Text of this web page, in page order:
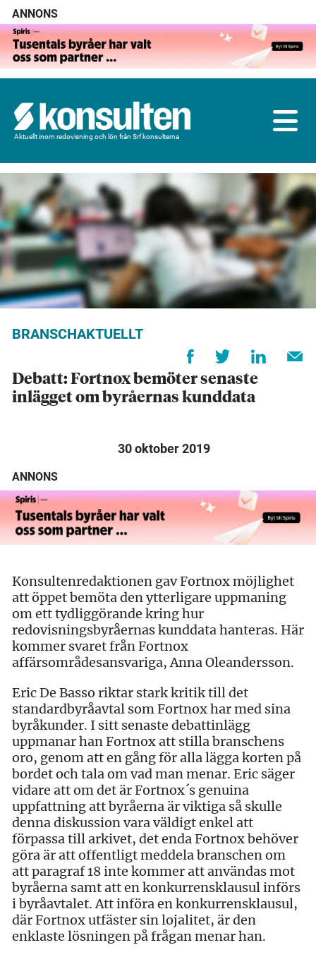
ANNONS
Aktuellt inom redovisning och lön från Srf konsulterna
BRANSCHAKTUELLT
Debatt: Fortnox bemöter senaste
inlägget om byråernas kunddata
30 oktober 2019
ANNONS
Konsultenredaktionen gav Fortnox möjlighet
att öppet bemöta den ytterligare uppmaning
om ett tydliggörande kring hur
redovisningsbyråernas kunddata hanteras. Här
kommer svaret från Fortnox
affärsområdesansvariga, Anna Oleandersson.
Eric De Basso riktar stark kritik till det
standardbyråavtal som Fortnox har med sina
byråkunder. I sitt senaste debattinlägg
uppmanar han Fortnox att stilla branschens
oro, genom att en gång för alla lägga korten på
bordet och tala om vad man menar. Eric säger
vidare att om det är Fortnox´s genuina
uppfattning att byråerna är viktiga så skulle
denna diskussion vara väldigt enkel att
förpassa till arkivet, det enda Fortnox behöver
göra är att offentligt meddela branschen om
att paragraf 18 inte kommer att användas mot
byråerna samt att en konkurrensklausul införs
i byråavtalet. Att införa en konkurrensklausul,
där Fortnox utfäster sin lojalitet, är den
enklaste lösningen på frågan menar han.